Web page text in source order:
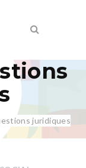
juridiques